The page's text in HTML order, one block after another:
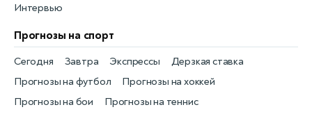
Интервью
Прогнозы на спорт
Прогнозы на футбол
Сегодня
Прогнозы на хоккей
Завтра
Прогнозы на бои
Экспрессы
Прогнозы на теннис
Дерзкая ставка